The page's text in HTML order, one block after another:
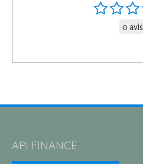
0 avis
API FINANCE